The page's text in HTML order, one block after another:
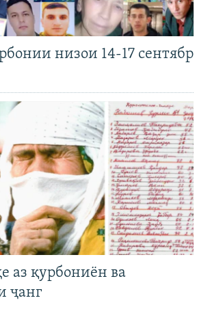
низои 14-17 сентябр
аз қурбониён ва
ҷанг